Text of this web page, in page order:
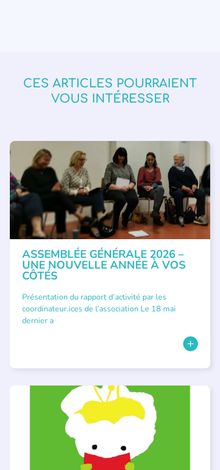
CES ARTICLES POURRAIENT
VOUS INTÉRESSER
APPEL À SOUTIEN , VIE DE L'ASSOCIATION
ASSEMBLÉE GÉNÉRALE 2026 –
UNE NOUVELLE ANNÉE À VOS
CÔTÉS
Présentation du rapport d’activité par les
coordinateur.ices de l’association Le 18 mai
dernier a
BIBLIOTHÈQUES ÉVÉNEMENTS , LECTURE INDIVIDUALISÉE
LITTÉRATURE JEUNESSE